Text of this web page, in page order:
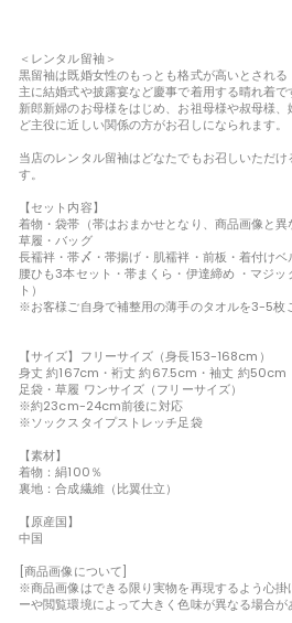
＜レンタル留袖＞
黒留袖は既婚女性のもっとも格式が高いとされる
主に結婚式や披露宴など慶事で着用する晴れ着で
新郎新婦のお母様をはじめ、お祖母様や叔母様
ど主役に近しい関係の方がお召しになられます。
当店のレンタル留袖はどなたでもお召しいただ
す。
【セット内容】
着物・袋帯（帯はおまかせとなり、商品画像と
草履・バッグ
長襦袢・帯〆・帯揚げ・肌襦袢・前板・着付けベ
腰ひも3本セット・帯まくら・伊達締め ・マジ
ト）
※お客様ご自身で補整用の薄手のタオルを3-5枚
【サイズ】フリーサイズ（身長153-168cm）
身丈 約167cm・裄丈 約67.5cm・袖丈 約50cm
足袋・草履 ワンサイズ（フリーサイズ）
※約23cm-24cm前後に対応
※ソックスタイプストレッチ足袋
【素材】
着物：絹100％
裏地：合成繊維（比翼仕立）
【原産国】
中国
[商品画像について]
※商品画像はできる限り実物を再現するよう心掛
ーや閲覧環境によって大きく色味が異なる場合が